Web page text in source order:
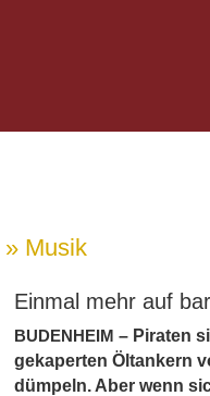
» Musik
Einmal mehr auf
BUDENHEIM – Piraten
gekaperten Öltankern
dümpeln. Aber wenn